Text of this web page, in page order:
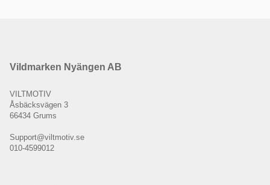
Vildmarken Nyängen AB
VILTMOTIV
Åsbäcksvägen 3
66434 Grums
Support@viltmotiv.se
010-4599012